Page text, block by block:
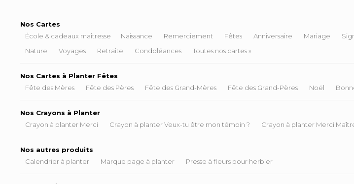
Nos Cartes
École & cadeaux maîtresse
Naissance Remerciement Fêtes Anniversaire Mariage
Nature
Voyages Retraite Condoléances Toutes nos cartes »
Nos Cartes à Planter Fêtes
Fête des Mères
Fête des Pères Fête des Grand-Mères Fête des Grand-Pères Noël
Nos Crayons à Planter
Crayon à planter Merci
Crayon à planter Veux-tu être mon témoin ? Crayon à planter Merci
Nos autres produits
Calendrier à planter
Marque page à planter Presse à fleurs pour herbier